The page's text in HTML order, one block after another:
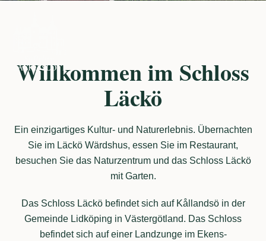
Willkommen im Schloss
Läckö
Ein einzigartiges Kultur- und Naturerlebnis. Übernachten
Sie im Läckö Wärdshus, essen Sie im Restaurant,
besuchen Sie das Naturzentrum und das Schloss Läckö
mit Garten.
Das Schloss Läckö befindet sich auf Kållandsö in der
Gemeinde Lidköping in Västergötland. Das Schloss
befindet sich auf einer Landzunge im Ekens-